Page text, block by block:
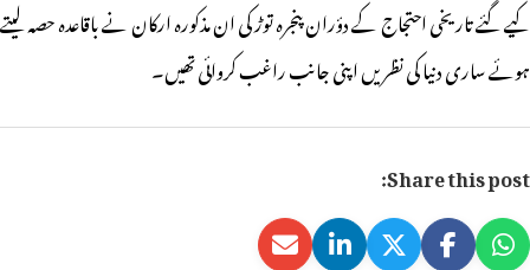
کیے گئے تاریخی احتجاج کے دؤران پنجرہ توڑ کی ان مذکورہ ارکان نے باقاعدہ حصہ لیتے
ہوئے ساری دنیا کی نظریں اپنی جانب راغب کروائی تھیں۔
Share this post: